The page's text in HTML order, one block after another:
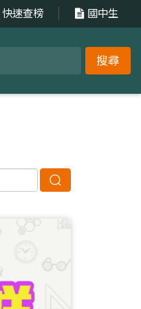
快速查榜 國中生
搜尋